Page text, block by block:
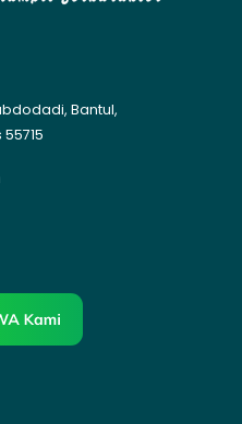
Bantul,